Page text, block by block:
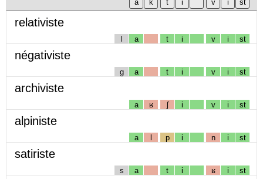
relativiste
l a t i v i st
négativiste
g a t i v i st
archiviste
a ʁ ʃ i v i st
alpiniste
a l p i n i st
satiriste
s a t i ʁ i st